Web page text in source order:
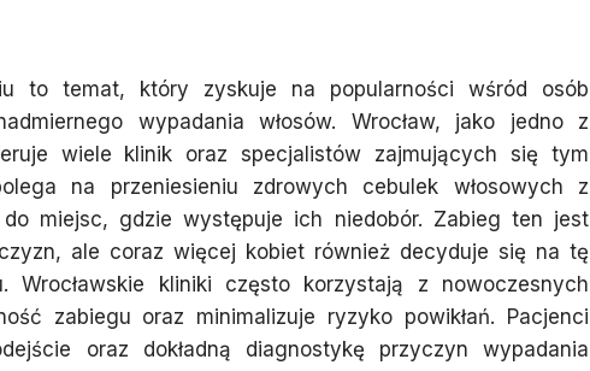
to temat, który zyskuje na popularności wśród osób
wypadania włosów. Wrocław, jako jedno z
wiele klinik oraz specjalistów zajmujących się tym
na przeniesieniu zdrowych cebulek włosowych z
miejsc, gdzie występuje ich niedobór. Zabieg ten jest
ale coraz więcej kobiet również decyduje się na tę
Wrocławskie kliniki często korzystają z nowoczesnych
zabiegu oraz minimalizuje ryzyko powikłań. Pacjenci
oraz dokładną diagnostykę przyczyn wypadania